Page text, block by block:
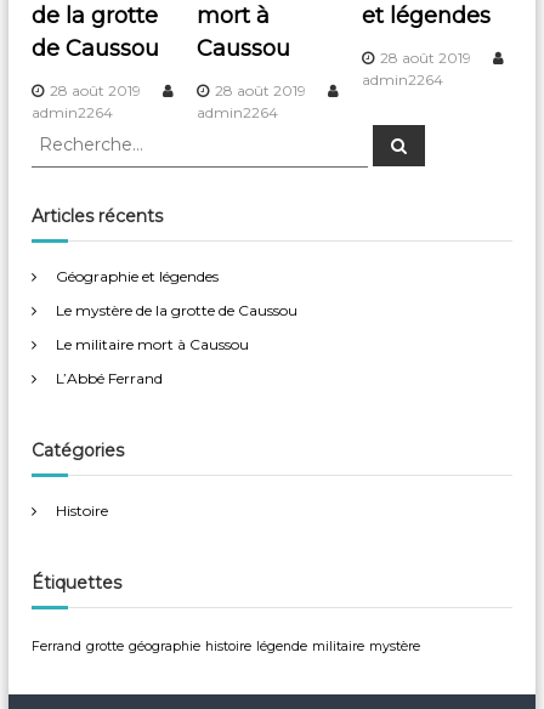
g
a
t
o
n
d
l
’
a
r
t
de la grotte
de Caussou
28 août 2019
admin2264
mort à
Caussou
28 août 2019
admin2264
et légendes
28 août 2019
admin2264
R
h
e
c
h
e
:
R
e
c
Articles récents
Géographie et légendes
Le mystère de la grotte de Caussou
Le militaire mort à Caussou
L’Abbé Ferrand
Catégories
Histoire
Étiquettes
Ferrand grotte géographie histoire légende militaire mystère